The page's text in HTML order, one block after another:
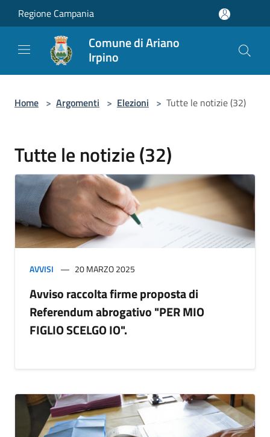
Salta al contenuto principale
Regione Campania
Comune di Ariano
Irpino
Home > Argomenti > Elezioni > Tutte le notizie (32)
Tutte le notizie (32)
AVVISI 20 MARZO 2025
Avviso raccolta firme proposta di
Referendum abrogativo "PER MIO
FIGLIO SCELGO IO".